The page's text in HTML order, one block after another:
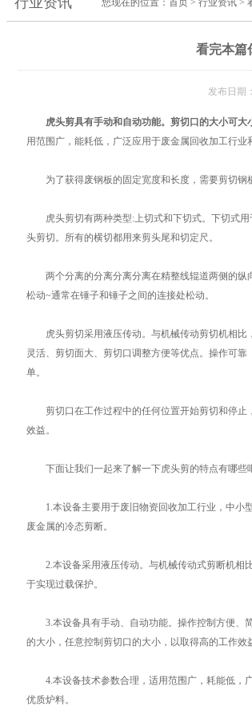
您现在的位置： 首页 > 行业资讯 >
看完本篇
发布日期
虎头剪具有手动和自动功能。剪切口的大小可大
用范围广，能耗低，广泛应用于废金属回收加工行业
为了获得废钢板的固定宽度和长度，需要剪切钢
虎头剪切有两种类型:上切式和下切式。下切式用
头剪切。所有的横切都用来剪头尾和切定尺。
两个分离的分离分离分离在精整线辊道两侧的纵
松动~通常在锤子和锤子之间的连接处松动。
虎头剪切采用液压传动。与机械传动剪切机相比
灵活、剪切面大、剪切口调整方便等优点。操作可
单。
剪切口在工作过程中的任何位置开始剪切和停止
效益。
下面让我们一起来了解一下虎头剪的特点有哪些
1.本设备主要用于废旧物资回收加工行业，中小
废金属的冷态剪断。
2.本设备采用液压传动。与机械传动式剪断机相
于实现过载保护。
3.本设备具有手动、自动功能。操作控制方便、
的大小，任意控制剪切口的大小，以取得高的工作效
4.本设备技术参数合理，适用范围广，耗能低，
优质炉料。